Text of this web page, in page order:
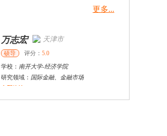
更多...
万志宏 天津市
硕导 评分： 5.0
学校： 南开大学-经济学院
研究领域： 国际金融、金融市场
立即咨询
杜** 黄浦区